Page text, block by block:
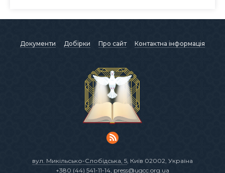
Документи Добірки Про сайт Контактна інформація
вул. Микільсько-Слобідська, 5, Київ 02002, Україна
+380 (44) 541-11-14, press@ugcc.org.ua